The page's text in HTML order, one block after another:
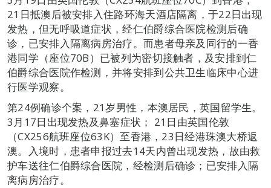
21日抵澳后被安排入住路环海天酒店隔离，于22日出现
发热，但无呼吸道症状，经仁伯爵综合医院检测后确
诊，已安排入隔离病房治疗。而患者母亲及同行的一香
港同学（座位70B）已被列为密切接触者，及安排到仁
伯爵综合医院作检测，并将安排到公共卫生临床中心进
行医学观察。
第24例确诊个案，21岁男性，本澳居民，英国留学生。
3月17日出现发热及鼻塞症状； 21日由英国伦敦
（CX256航班座位63K）至香港，23日经港珠澳大桥返
澳。入境时，患者申报过去14天内曾出现发热，故由救
护车送往仁伯爵综合医院，经检测后确诊；已安排入隔
离病房治疗。